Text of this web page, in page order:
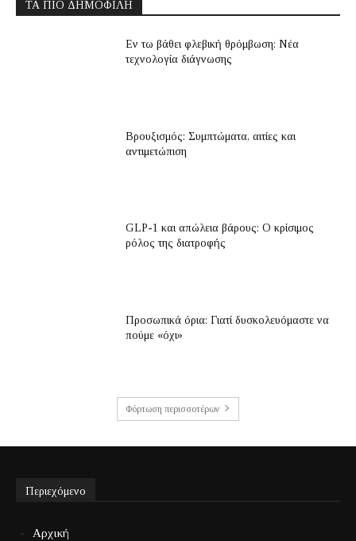
ΤΑ ΠΙΟ ΔΗΜΟΦΙΛΉ
Εν τω βάθει φλεβική θρόμβωση: Νέα
τεχνολογία διάγνωσης
Βρουξισμός: Συμπτώματα, αιτίες και
αντιμετώπιση
GLP-1 και απώλεια βάρους: Ο κρίσιμος
ρόλος της διατροφής
Προσωπικά όρια: Γιατί δυσκολευόμαστε να
πούμε «όχι»
Φόρτωση περισσοτέρων
Περιεχόμενο
Αρχική